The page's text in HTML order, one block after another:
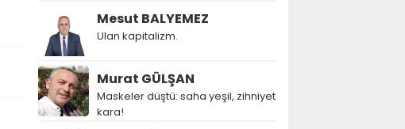
Mesut BALYEMEZ
Ulan kapitalizm.
Murat GÜLŞAN
Maskeler düştü: saha yeşil, zihniyet
kara!